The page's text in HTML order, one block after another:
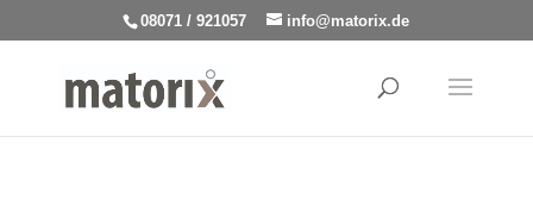
08071 / 921057 info@matorix.de